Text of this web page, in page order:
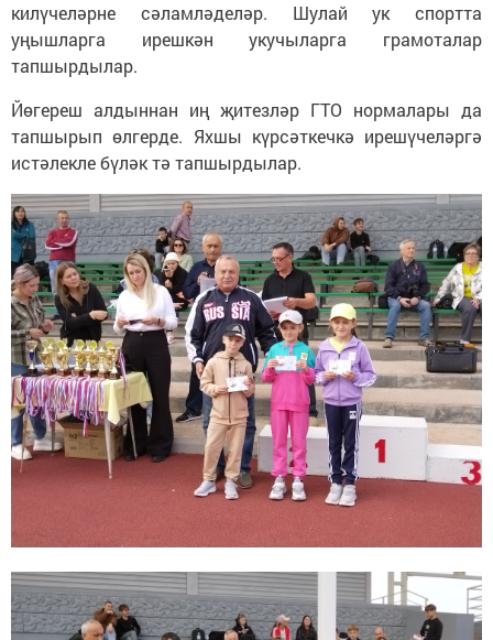
килүчеләрне сәламләделәр. Шулай ук спортта
уңышларга ирешкән укучыларга грамоталар
тапшырдылар.
Йөгереш алдыннан иң җитезләр ГТО нормалары да
тапшырып өлгерде. Яхшы күрсәткечкә ирешүчеләргә
истәлекле бүләк тә тапшырдылар.